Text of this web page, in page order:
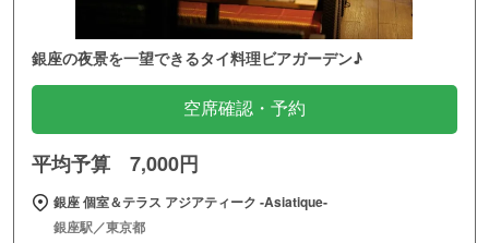
銀座の夜景を一望できるタイ料理ビアガーデン♪
空席確認・予約
平均予算 7,000円
銀座 個室＆テラス アジアティーク ‐Asiatique‐
銀座駅／東京都